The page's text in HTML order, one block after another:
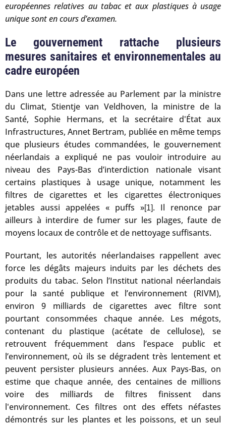
européennes relatives au tabac et aux plastiques à usage
unique sont en cours d’examen.
Le gouvernement rattache plusieurs
mesures sanitaires et environnementales au
cadre européen
Dans une lettre adressée au Parlement par la ministre
du Climat, Stientje van Veldhoven, la ministre de la
Santé, Sophie Hermans, et la secrétaire d'État aux
Infrastructures, Annet Bertram, publiée en même temps
que plusieurs études commandées, le gouvernement
néerlandais a expliqué ne pas vouloir introduire au
niveau des Pays-Bas d’interdiction nationale visant
certains plastiques à usage unique, notamment les
filtres de cigarettes et les cigarettes électroniques
jetables aussi appelées « puffs »[1]. Il renonce par
ailleurs à interdire de fumer sur les plages, faute de
moyens locaux de contrôle et de nettoyage suffisants.
Pourtant, les autorités néerlandaises rappellent avec
force les dégâts majeurs induits par les déchets des
produits du tabac. Selon l’Institut national néerlandais
pour la santé publique et l’environnement (RIVM),
environ 9 milliards de cigarettes avec filtre sont
pourtant consommées chaque année. Les mégots,
contenant du plastique (acétate de cellulose), se
retrouvent fréquemment dans l’espace public et
l’environnement, où ils se dégradent très lentement et
peuvent persister plusieurs années. Aux Pays-Bas, on
estime que chaque année, des centaines de millions
voire des milliards de filtres finissent dans
l'environnement. Ces filtres ont des effets néfastes
démontrés sur les plantes et les poissons, et un seul